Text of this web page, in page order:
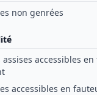
non genrées
assises accessibles
accessibles en